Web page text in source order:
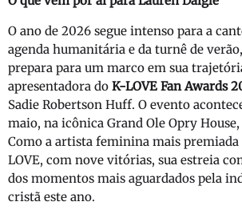
O ano de 2026 segue intenso para a
agenda humanitária e da turnê de
prepara para um marco em sua
apresentadora do K-LOVE Fan Awards
Sadie Robertson Huff. O evento
maio, na icônica Grand Ole Opry
Como a artista feminina mais
LOVE, com nove vitórias, sua estreia
dos momentos mais aguardados pela
cristã este ano.